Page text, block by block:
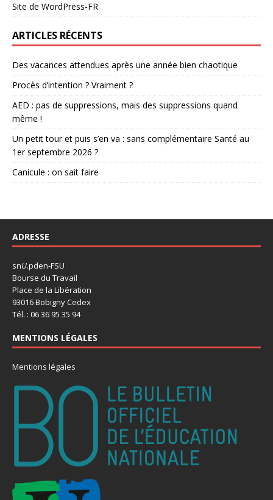
Site de WordPress-FR
ARTICLES RÉCENTS
Des vacances attendues après une année bien chaotique
Procès d’intention ? Vraiment ?
AED : pas de suppressions, mais des suppressions quand
même !
Un petit tour et puis s’en va : sans complémentaire Santé au
1er septembre 2026 ?
Canicule : on sait faire
ADRESSE
snU.pden-FSU
Bourse du Travail
Place de la Libération
93016 Bobigny Cedex
Tél. : 06 36 95 35 94
MENTIONS LÉGALES
Mentions légales